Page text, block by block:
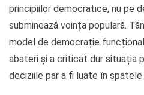
principiilor democratice, nu pe
subminează voința populară.
model de democrație
abateri și a criticat dur situația
deciziile par a fi luate în spatele